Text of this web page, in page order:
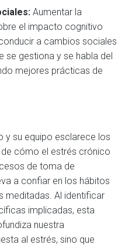
Aumentar la
el impacto cognitivo
a cambios sociales
se gestiona y se habla del
mejores prácticas de
y su equipo esclarece los
cómo el estrés crónico
de toma de
a confiar en los hábitos
meditadas. Al identificar
implicadas, esta
nuestra
al estrés, sino que